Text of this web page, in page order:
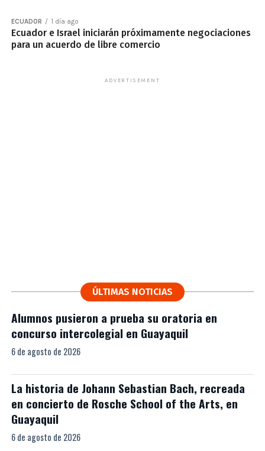
ECUADOR 1 día ago
Ecuador e Israel iniciarán próximamente negociaciones
para un acuerdo de libre comercio
ADVERTISEMENT
ÚLTIMAS NOTICIAS
Alumnos pusieron a prueba su oratoria en
concurso intercolegial en Guayaquil
6 de agosto de 2026
La historia de Johann Sebastian Bach, recreada
en concierto de Rosche School of the Arts, en
Guayaquil
6 de agosto de 2026